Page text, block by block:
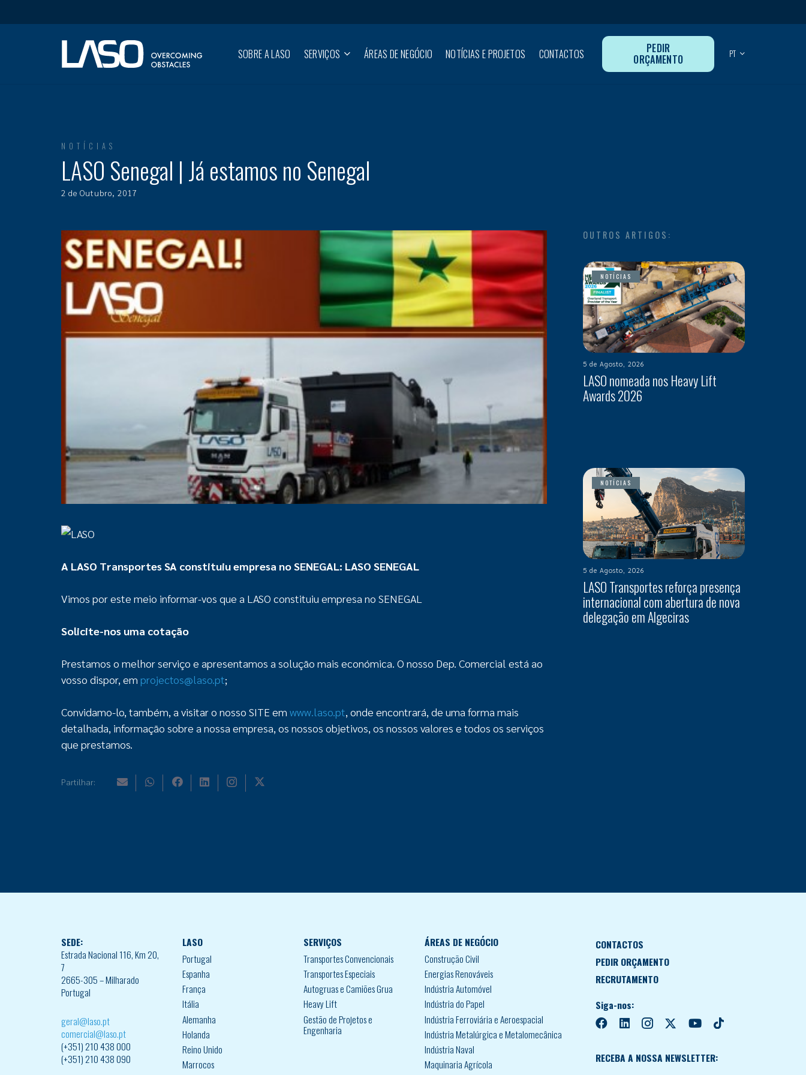
SOBRE A LASO SERVIÇOS ÁREAS DE NEGÓCIO NOTÍCIAS E PROJETOS CONTACTOS PEDIR
ORÇAMENTO PT
NOTÍCIAS
LASO Senegal | Já estamos no Senegal
2 de Outubro, 2017
A LASO Transportes SA constituiu empresa no SENEGAL: LASO SENEGAL
Vimos por este meio informar-vos que a LASO constituiu empresa no SENEGAL
Solicite-nos uma cotação
Prestamos o melhor serviço e apresentamos a solução mais económica. O nosso Dep. Comercial está ao
vosso dispor, em projectos@laso.pt;
Convidamo-lo, também, a visitar o nosso SITE em www.laso.pt, onde encontrará, de uma forma mais
detalhada, informação sobre a nossa empresa, os nossos objetivos, os nossos valores e todos os serviços
que prestamos.
Partilhar:
OUTROS ARTIGOS:
NOTÍCIAS
5 de Agosto, 2026
LASO nomeada nos Heavy Lift
Awards 2026
NOTÍCIAS
5 de Agosto, 2026
LASO Transportes reforça presença
internacional com abertura de nova
delegação em Algeciras
SEDE:
Estrada Nacional 116, Km 20,
7
2665-305 – Milharado
Portugal
geral@laso.pt
comercial@laso.pt
(+351) 210 438 000
(+351) 210 438 090
LASO
Portugal
Espanha
França
Itália
Alemanha
Holanda
Reino Unido
Marrocos
SERVIÇOS
Transportes Convencionais
Transportes Especiais
Autogruas e Camiões Grua
Heavy Lift
Gestão de Projetos e
Engenharia
ÁREAS DE NEGÓCIO
Construção Civil
Energias Renováveis
Indústria Automóvel
Indústria do Papel
Indústria Ferroviária e Aeroespacial
Indústria Metalúrgica e Metalomecânica
Indústria Naval
Maquinaria Agrícola
CONTACTOS
PEDIR ORÇAMENTO
RECRUTAMENTO
Siga-nos:
RECEBA A NOSSA NEWSLETTER: